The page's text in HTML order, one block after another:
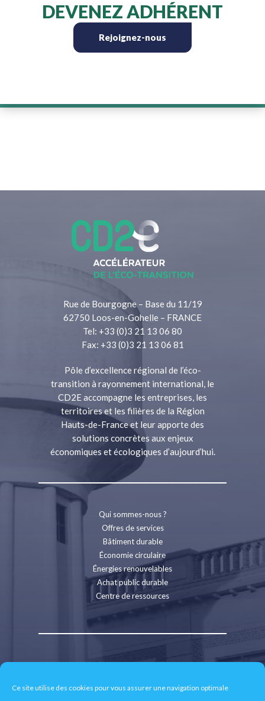
Ce site utilise des cookies pour vous assurer une navigation optimale
DEVENEZ ADHÉRENT
Rejoignez-nous
Rue de Bourgogne – Base du 11/19
62750 Loos-en-Gohelle – FRANCE
Tel: +33 (0)3 21 13 06 80
Fax: +33 (0)3 21 13 06 81
Pôle d’excellence régional de l’éco-
transition à rayonnement international, le
CD2E accompagne les entreprises, les
territoires et les filières de la Région
Hauts-de-France et leur apporte des
solutions concrètes aux enjeux
économiques et écologiques d’aujourd’hui.
Qui sommes-nous ?
Offres de services
Bâtiment durable
Économie circulaire
Énergies renouvelables
Achat public durable
Centre de ressources
Contact
Espace presse